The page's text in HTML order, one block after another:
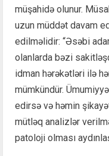
müşahidə olunur.
uzun müddət davam
edilməlidir: “Əsəbi
olanlarda bəzi
idman hərəkətləri ilə
mümkündür.
edirsə və həmin
mütləq analizlər
patoloji olması